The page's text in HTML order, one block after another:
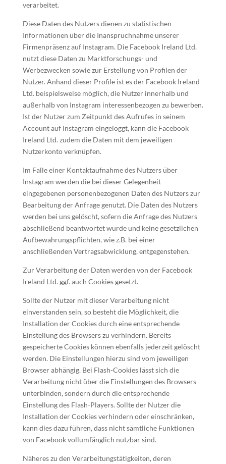
verarbeitet.
Diese Daten des Nutzers dienen zu statistischen
Informationen über die Inanspruchnahme unserer
Firmenpräsenz auf Instagram. Die Facebook Ireland Ltd.
nutzt diese Daten zu Marktforschungs- und
Werbezwecken sowie zur Erstellung von Profilen der
Nutzer. Anhand dieser Profile ist es der Facebook Ireland
Ltd. beispielsweise möglich, die Nutzer innerhalb und
außerhalb von Instagram interessenbezogen zu bewerben.
Ist der Nutzer zum Zeitpunkt des Aufrufes in seinem
Account auf Instagram eingeloggt, kann die Facebook
Ireland Ltd. zudem die Daten mit dem jeweiligen
Nutzerkonto verknüpfen.
Im Falle einer Kontaktaufnahme des Nutzers über
Instagram werden die bei dieser Gelegenheit
eingegebenen personenbezogenen Daten des Nutzers zur
Bearbeitung der Anfrage genutzt. Die Daten des Nutzers
werden bei uns gelöscht, sofern die Anfrage des Nutzers
abschließend beantwortet wurde und keine gesetzlichen
Aufbewahrungspflichten, wie z.B. bei einer
anschließenden Vertragsabwicklung, entgegenstehen.
Zur Verarbeitung der Daten werden von der Facebook
Ireland Ltd. ggf. auch Cookies gesetzt.
Sollte der Nutzer mit dieser Verarbeitung nicht
einverstanden sein, so besteht die Möglichkeit, die
Installation der Cookies durch eine entsprechende
Einstellung des Browsers zu verhindern. Bereits
gespeicherte Cookies können ebenfalls jederzeit gelöscht
werden. Die Einstellungen hierzu sind vom jeweiligen
Browser abhängig. Bei Flash-Cookies lässt sich die
Verarbeitung nicht über die Einstellungen des Browsers
unterbinden, sondern durch die entsprechende
Einstellung des Flash-Players. Sollte der Nutzer die
Installation der Cookies verhindern oder einschränken,
kann dies dazu führen, dass nicht sämtliche Funktionen
von Facebook vollumfänglich nutzbar sind.
Näheres zu den Verarbeitungstätigkeiten, deren